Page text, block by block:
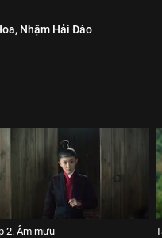
Nhậm Hải Đào
2. Âm mưu